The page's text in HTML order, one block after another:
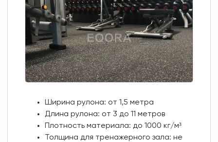
Ширина рулона: от 1,5 метра
Длина рулона: от 3 до 11 метров
Плотность материала: до 1000 кг/м³
Толщина для тренажерного зала: не